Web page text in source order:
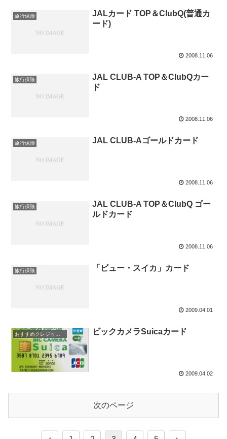
旅行保険
JALカード TOP＆ClubQ(普通カ
ード)
2008.11.06
旅行保険
JAL CLUB-A TOP＆ClubQカー
ド
2008.11.06
旅行保険 JAL CLUB-Aゴールドカード
2008.11.06
旅行保険
JAL CLUB-A TOP＆ClubQ ゴー
ルドカード
2008.11.06
旅行保険 「ビュー・スイカ」カード
2009.04.01
ビックカメラSuicaカード
2009.04.02
次のページ